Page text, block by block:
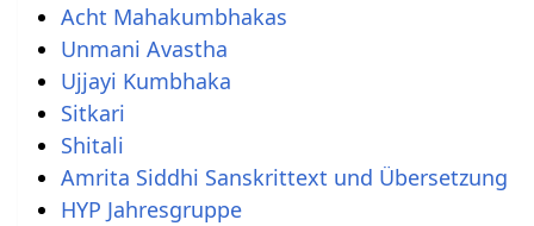
Acht Mahakumbhakas
Unmani Avastha
Ujjayi Kumbhaka
Sitkari
Shitali
Amrita Siddhi Sanskrittext und Übersetzung
HYP Jahresgruppe